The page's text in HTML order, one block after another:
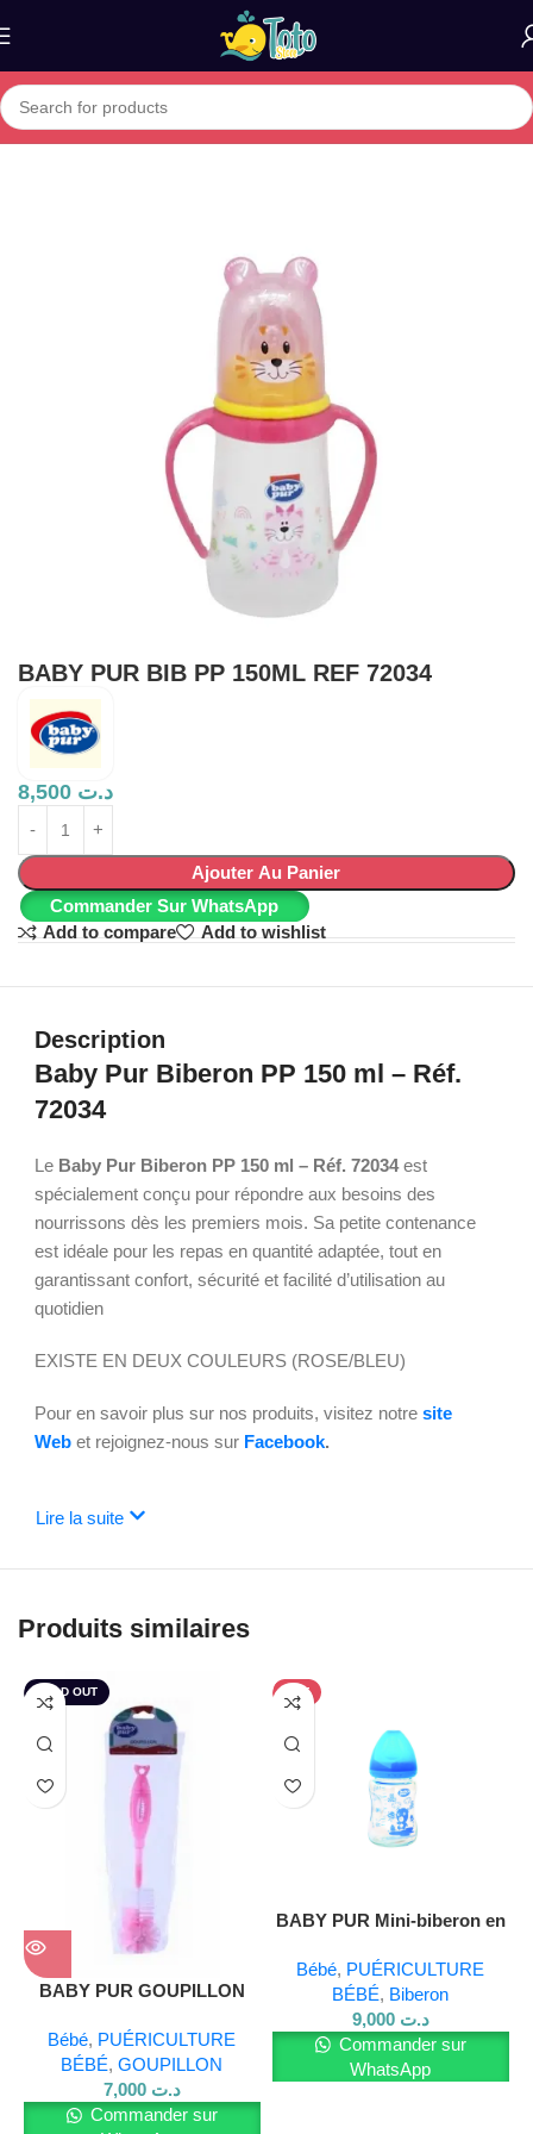
Home»Boutique»BABY PUR BIB PP 150ML REF 72034
BABY PUR BIB PP 150ML REF 72034
د.ت
Ajouter Au Panier
Commander Sur WhatsApp
Add to compare
Add to wishlist
Description
Baby Pur Biberon PP 150 ml – Réf.
72034
Le Baby Pur Biberon PP 150 ml – Réf. 72034est
spécialement conçu pour répondre aux besoins des
nourrissons dès les premiers mois. Sa petite contenance
est idéale pour les repas en quantité adaptée, tout en
garantissant confort, sécurité et facilité d’utilisation au
quotidien
EXISTE EN DEUX COULEURS (ROSE/BLEU)
Pour en savoir plus sur nos produits, visitez notresite
Web et rejoignez-nous sur Facebook.
Lire la suite
Produits similaires
SOLD OUT
BABY PUR GOUPILLON
Bébé, PUÉRICULTURE
BÉBÉ,GOUPILLON
د.ت 7,000
Commander sur
HOT
BABY PUR Mini-biberon en
Bébé, PUÉRICULTURE
BÉBÉ, Biberon
د.ت 9,000
Commander sur
WhatsApp